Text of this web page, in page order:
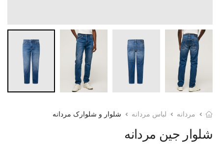
مردانه لباس مردانه شلوار و شلوارک مردانه
شلوار جین مردانه